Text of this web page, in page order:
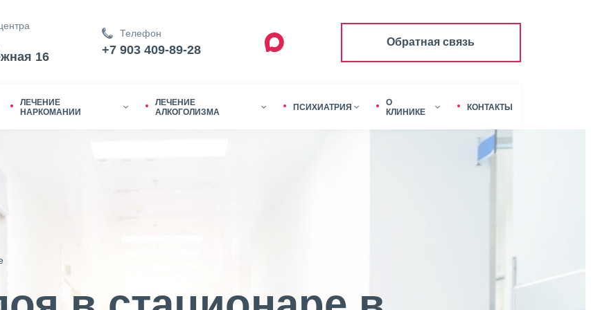
16
Телефон
+7 903 409-89-28
Обратная связь
ЛЕЧЕНИЕ
НАРКОМАНИИ
ЛЕЧЕНИЕ
АЛКОГОЛИЗМА
ПСИХИАТРИЯ
О
КЛИНИКЕ
КОНТАКТЫ